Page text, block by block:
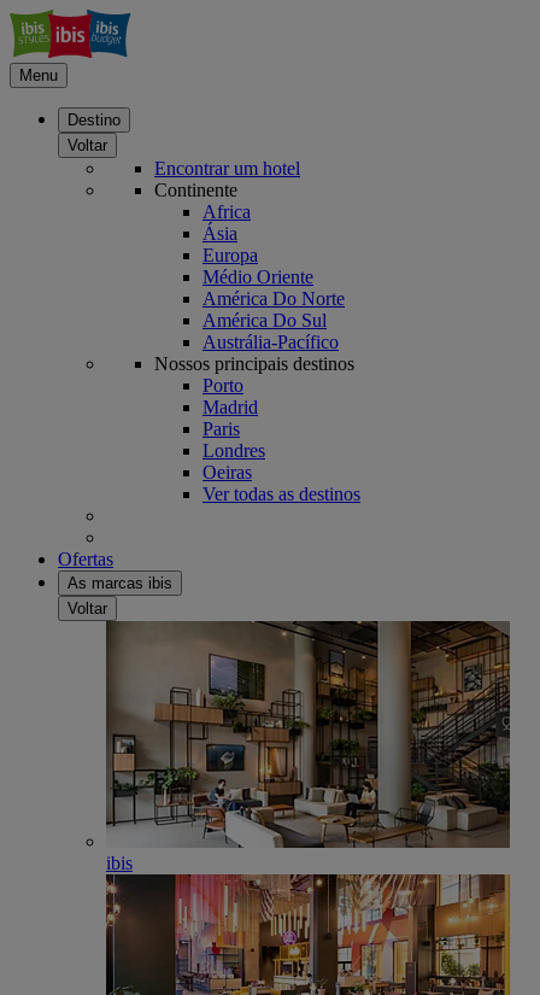
Menu
Destino
Voltar
Encontrar um hotel
Continente
Africa
Ásia
Europa
Médio Oriente
América Do Norte
América Do Sul
Austrália-Pacífico
Nossos principais destinos
Porto
Madrid
Paris
Londres
Oeiras
Ver todas as destinos
Ofertas
As marcas ibis
Voltar
ibis